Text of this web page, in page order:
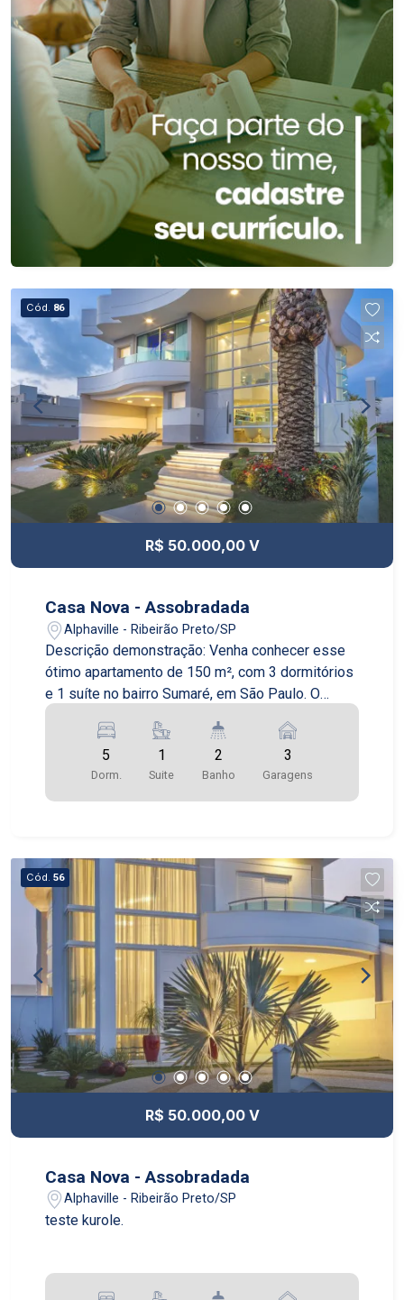
Cód. 86
R$ 50.000,00 V
Casa Nova - Assobradada
Alphaville - Ribeirão Preto/SP
Descrição demonstração: Venha conhecer esse
ótimo apartamento de 150 m², com 3 dormitórios
e 1 suíte no bairro Sumaré, em São Paulo. O
de conservação. O imóvel já está mobiliado e fica
no 13º andar, proporcionando uma maravilhosa
vista da região do Sumaré. Cozinha equipada e
ótimo living com dois ambientes. Suíte com
edifício conta com várias opções de lazer:
piscina, quadra poliesportiva, academia, salão de
jogos, salão de festas e churrasqueira. Para sua
segurança, o condomínio possui vigilância 24
horas, controlando o fluxo de entrada e saída dos
moradores e visitantes. 2 vagas na garagem
5
Dorm.
1
Suite
2
Banho
3
Garagens
Cód. 56
R$ 50.000,00 V
Casa Nova - Assobradada
Alphaville - Ribeirão Preto/SP
teste kurole.